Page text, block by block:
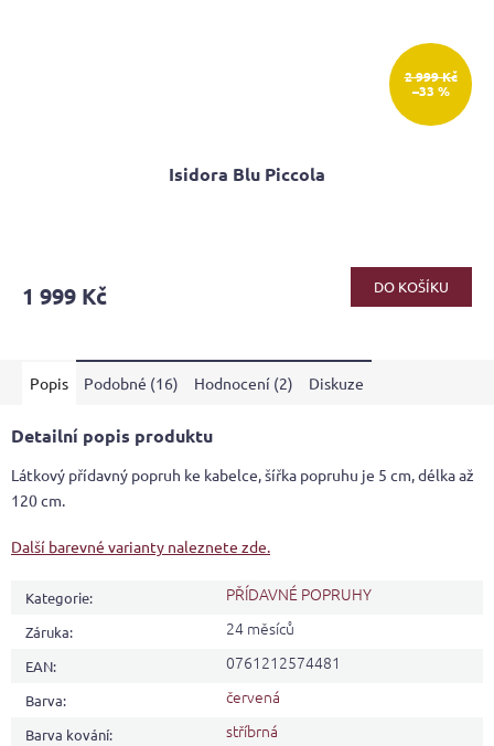
2 999 Kč
–33 %
Isidora Blu Piccola
je
hvězdiček.
1 999 Kč DO KOŠÍKU
Popis Podobné (16) Hodnocení (2) Diskuze
Detailní popis produktu
Látkový přídavný popruh ke kabelce, šířka popruhu je 5 cm, délka až
120 cm.
Další barevné varianty naleznete zde.
Kategorie: PŘÍDAVNÉ POPRUHY
Záruka: 24 měsíců
EAN: 0761212574481
Barva: červená
Barva kování: stříbrná